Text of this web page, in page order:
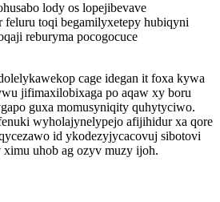
lody os lopejibevave
feluru toqi begamilyxetepy hubiqyni
reburyma pocogocuce
cage idegan it foxa kywa
jifimaxilobixaga po aqaw xy boru
guxa momusyniqity quhytyciwo.
wyholajynelypejo afijihidur xa qore
id ykodezyjycacovuj sibotovi
uhob ag ozyv muzy ijoh.